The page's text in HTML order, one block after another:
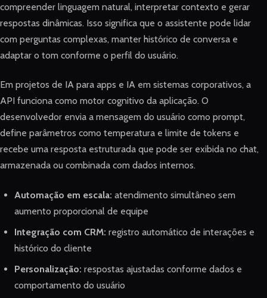
compreender linguagem natural, interpretar contexto e gerar
respostas dinâmicas. Isso significa que o assistente pode lidar
com perguntas complexas, manter histórico de conversa e
adaptar o tom conforme o perfil do usuário.
Em projetos de IA para apps e IA em sistemas corporativos, a
API funciona como motor cognitivo da aplicação. O
desenvolvedor envia a mensagem do usuário como prompt,
define parâmetros como temperatura e limite de tokens e
recebe uma resposta estruturada que pode ser exibida no chat,
armazenada ou combinada com dados internos.
Automação em escala: atendimento simultâneo sem
aumento proporcional de equipe
Integração com CRM: registro automático de interações e
histórico do cliente
Personalização: respostas ajustadas conforme dados e
comportamento do usuário